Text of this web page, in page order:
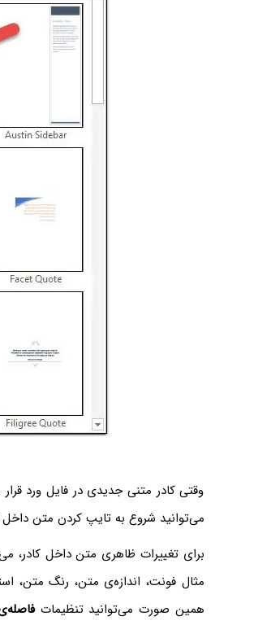
وقتی کادر متنی جدیدی در فایل ورد
می‌توانید شروع به تایپ کردن متن داخل
برای تغییرات ظاهری متن داخل کادر،
مثال فونت، اندازه‌ی متن، رنگ متن،
همین صورت می‌توانید تنظیمات